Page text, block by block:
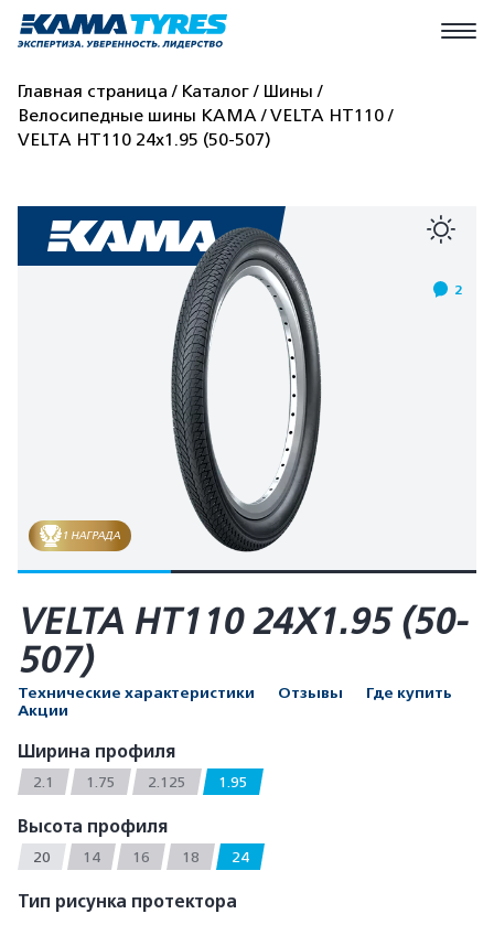
Главная страница Каталог
Шины
Велосипедные шины КАМА
VELTA HT110
VELTA HT110 24x1.95 (50-507)
2
1 НАГРАДА
VELTA HT110 24X1.95 (50-
507)
Технические характеристики Отзывы
Где купить
Акции
Ширина профиля
2.1 1.75 2.125 1.95
Высота профиля
20 14 16 18 24
Тип рисунка протектора